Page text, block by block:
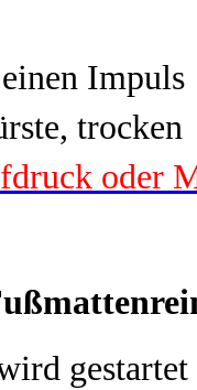
Impuls
trocken
oder
gestartet